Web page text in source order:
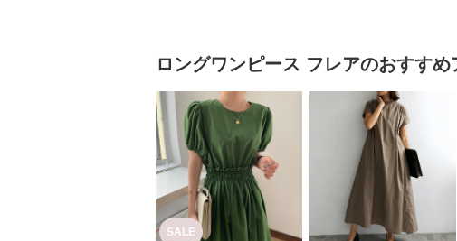
ロングワンピース フレアのおすすめ
SALE